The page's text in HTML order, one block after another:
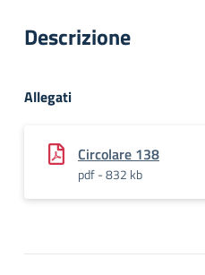
Descrizione
Allegati
Circolare 138
pdf - 832 kb